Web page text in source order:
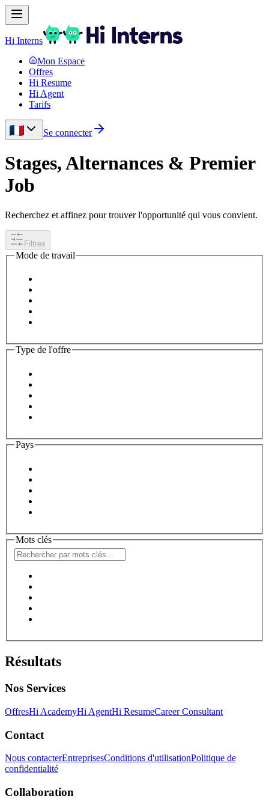
Hi Interns
Mon Espace
Offres
Hi Resume
Hi Agent
Tarifs
Se connecter
Stages, Alternances & Premier
Job
Recherchez et affinez pour trouver l'opportunité qui vous convient.
Filtres
Mode de travail
Type de l'offre
Pays
Mots clés
Résultats
Nos Services
OffresHi AcademyHi AgentHi ResumeCareer Consultant
Contact
Nous contacterEntreprisesConditions d'utilisationPolitique de
confidentialité
Collaboration